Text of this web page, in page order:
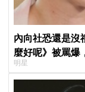
內向社恐還是沒
麼好呢》被罵爆
明星